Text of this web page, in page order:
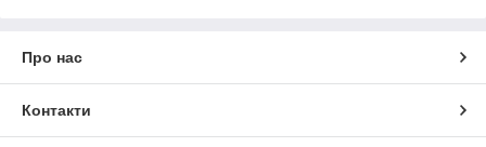
Про нас
Контакти